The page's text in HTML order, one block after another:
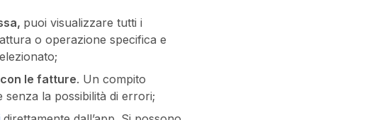
puoi visualizzare tutti i
o operazione specifica e
le fatture. Un compito
la possibilità di errori;